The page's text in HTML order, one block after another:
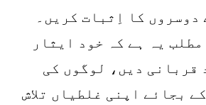
دوسروں کا اِثبات کریں۔
یہ ہے کہ خود ایثار
قربانی دیں، لوگوں کی
بجائے اپنی غلطیاں تلاش